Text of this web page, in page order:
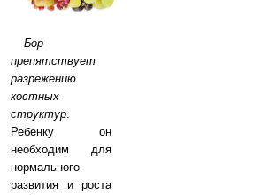
Бор
препятствует
разрежению
костных
структур.
Ребенку он
необходим для
нормального
развития и роста